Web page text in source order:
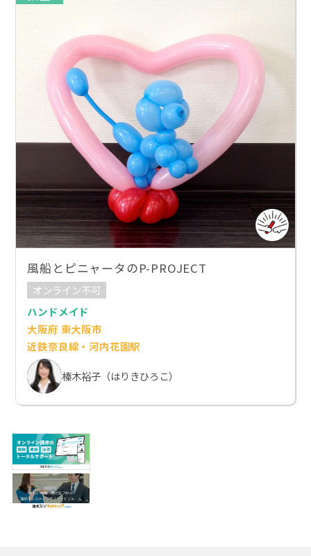
風船とピニャータのP-PROJECT
オンライン不可
ハンドメイド
大阪府 東大阪市
近鉄奈良線・河内花園駅
榛木裕子（はりきひろこ）